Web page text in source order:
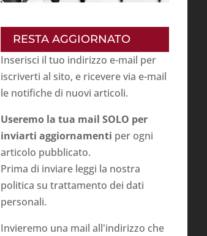
RESTA AGGIORNATO
Inserisci il tuo indirizzo e-mail per
iscriverti al sito, e ricevere via e-mail
le notifiche di nuovi articoli.
Useremo la tua mail SOLO per
inviarti aggiornamenti per ogni
articolo pubblicato.
Prima di inviare leggi la nostra
politica su trattamento dei dati
personali.
Invieremo una mail all'indirizzo che